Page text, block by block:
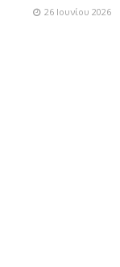
26 Ιουνίου 2026